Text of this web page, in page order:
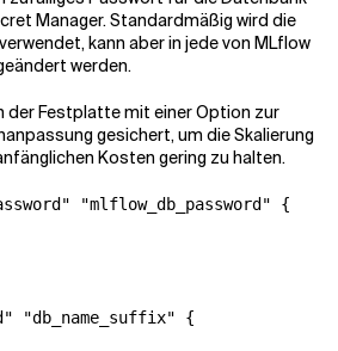
Manager. Standardmäßig wird die
kann aber in jede von MLflow
werden.
der Festplatte mit einer Option zur
gesichert, um die Skalierung
Kosten gering zu halten.
"mlflow_db_password" {
"db_name_suffix" {